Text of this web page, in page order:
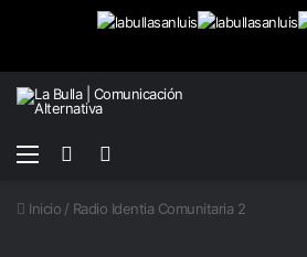
Menú
Buscar
Inicio / Radio Identia Comunitaria 2